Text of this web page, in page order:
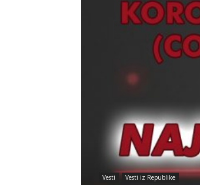
Vesti Vesti iz Republike